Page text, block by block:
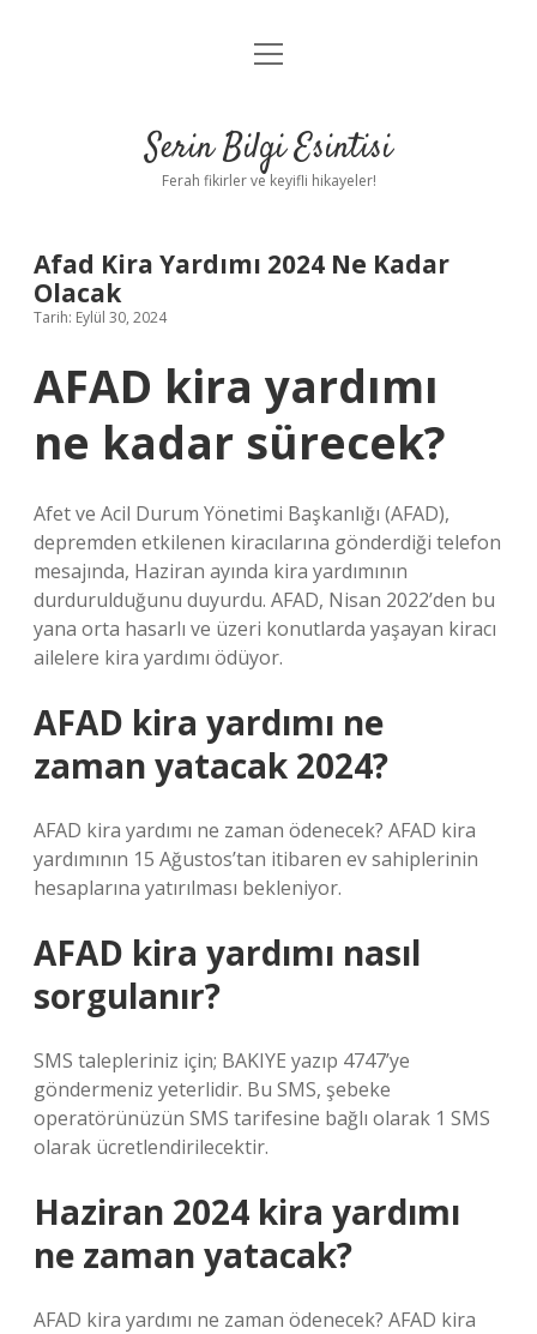
Anasayfa
Yasal Uyarı
menüyü
Serin Bilgi Esintisi
Ferah fikirler ve keyifli hikayeler!
Afad Kira Yardımı 2024 Ne Kadar
Olacak
Tarih: Eylül 30, 2024
AFAD kira yardımı
ne kadar sürecek?
Afet ve Acil Durum Yönetimi Başkanlığı (AFAD),
depremden etkilenen kiracılarına gönderdiği telefon
mesajında, Haziran ayında kira yardımının
durdurulduğunu duyurdu. AFAD, Nisan 2022’den bu
yana orta hasarlı ve üzeri konutlarda yaşayan kiracı
ailelere kira yardımı ödüyor.
AFAD kira yardımı ne
zaman yatacak 2024?
AFAD kira yardımı ne zaman ödenecek? AFAD kira
yardımının 15 Ağustos’tan itibaren ev sahiplerinin
hesaplarına yatırılması bekleniyor.
AFAD kira yardımı nasıl
sorgulanır?
SMS talepleriniz için; BAKIYE yazıp 4747’ye
göndermeniz yeterlidir. Bu SMS, şebeke
operatörünüzün SMS tarifesine bağlı olarak 1 SMS
olarak ücretlendirilecektir.
Haziran 2024 kira yardımı
ne zaman yatacak?
AFAD kira yardımı ne zaman ödenecek? AFAD kira